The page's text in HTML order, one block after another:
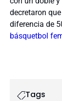
decretaron
diferencia de
básquetbol
Tags